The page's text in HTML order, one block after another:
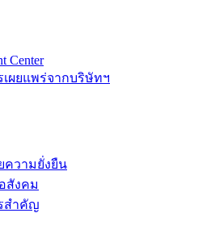
Center
ผยแพร่จากบริษัทฯ
ความยั่งยืน
สังคม
สำคัญ